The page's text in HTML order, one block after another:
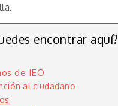
encontrar aquí?
de IEO
al ciudadano